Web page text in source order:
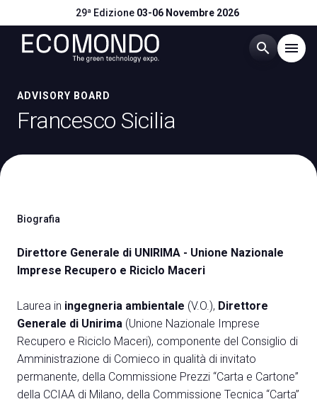
29ª Edizione 03-06 Novembre 2026
search menu
Menù
Catalogo Espositori
Media
Treno, aereo o auto? Scopri tutti i modi per
raggiungere la Fiera di Rimini
ADVISORY BOARD
Francesco Sicilia
Biografia
Direttore Generale di UNIRIMA - Unione Nazionale
Imprese Recupero e Riciclo Maceri
Laurea in ingegneria ambientale (V.O.), Direttore
Generale di Unirima (Unione Nazionale Imprese
Recupero e Riciclo Maceri), componente del Consiglio di
Amministrazione di Comieco in qualità di invitato
permanente, della Commissione Prezzi “Carta e Cartone”
della CCIAA di Milano, della Commissione Tecnica “Carta”